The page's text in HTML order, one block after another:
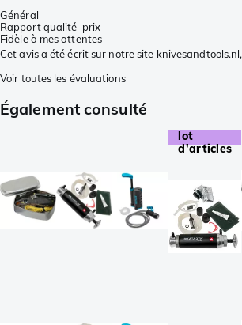
Général
Rapport qualité-prix
Fidèle à mes attentes
Cet avis a été écrit sur notre site knivesandtools.nl,
Voir toutes les évaluations
Également consulté
lot
d'articles